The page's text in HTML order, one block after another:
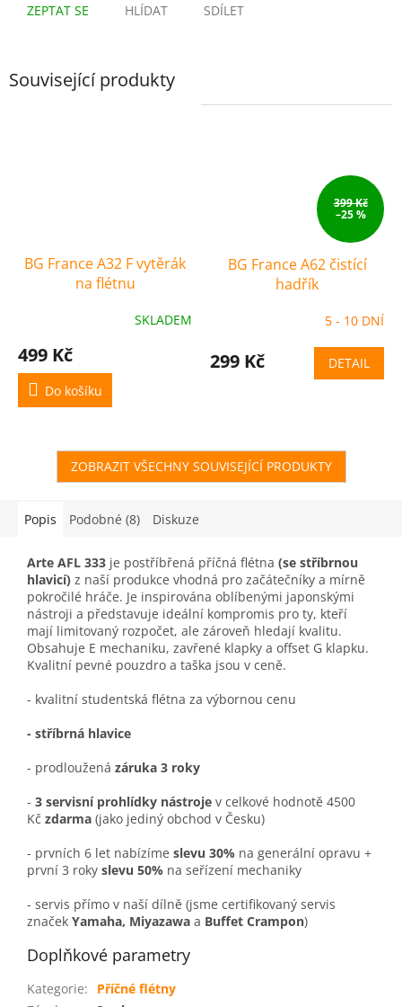
ZEPTAT SE HLÍDAT SDÍLET
Související produkty
BG France A32 F vytěrák
na flétnu
SKLADEM
499 Kč
Do košíku
399 Kč
–25 %
BG France A62 čistící
hadřík
5 - 10 DNÍ
299 Kč DETAIL
ZOBRAZIT VŠECHNY SOUVISEJÍCÍ PRODUKTY
Popis Podobné (8) Diskuze
Arte AFL 333 je postříbřená příčná flétna (se stříbrnou
hlavicí) z naší produkce vhodná pro začátečníky a mírně
pokročilé hráče. Je inspirována oblíbenými japonskými
nástroji a představuje ideální kompromis pro ty, kteří
mají limitovaný rozpočet, ale zároveň hledají kvalitu.
Obsahuje E mechaniku, zavřené klapky a offset G klapku.
Kvalitní pevné pouzdro a taška jsou v ceně.
- kvalitní studentská flétna za výbornou cenu
- stříbrná hlavice
- prodloužená záruka 3 roky
- 3 servisní prohlídky nástroje v celkové hodnotě 4500
Kč zdarma (jako jediný obchod v Česku)
- prvních 6 let nabízíme slevu 30% na generální opravu +
první 3 roky slevu 50% na seřízení mechaniky
- servis přímo v naší dílně (jsme certifikovaný servis
značek Yamaha, Miyazawa a Buffet Crampon)
Doplňkové parametry
Kategorie:
Příčné flétny